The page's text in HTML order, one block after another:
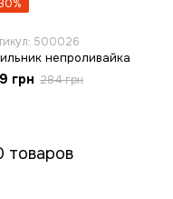
500026
непроливайка
грн 284 грн
товаров